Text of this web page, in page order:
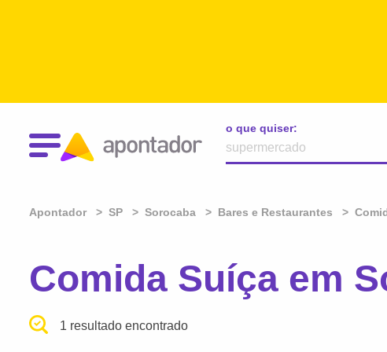
o que quiser:
Apontador SP Sorocaba Bares e Restaurantes
Comida Suíça em
1 resultado encontrado